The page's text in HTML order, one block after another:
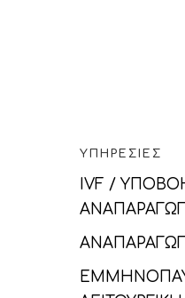
ΥΠΗΡΕΣΊΕΣ
IVF /